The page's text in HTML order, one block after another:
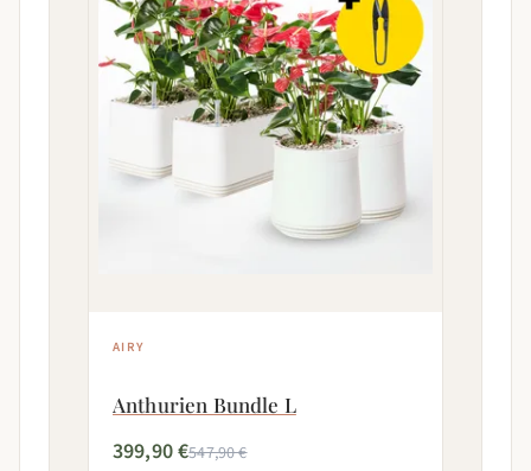
AIRY
Anthurien Bundle L
399,90 €547,90 €